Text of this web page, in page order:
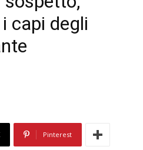
capi degli
Pinterest